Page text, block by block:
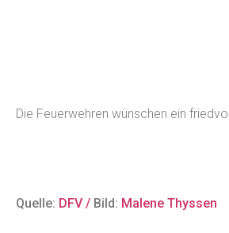
Die Feuerwehren wünschen ein
Quelle: DFV / Bild: Malene Thyssen